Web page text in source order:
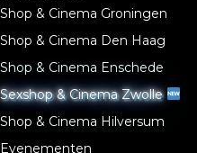
Shop & Cinema Groningen
Shop & Cinema Den Haag
Shop & Cinema Enschede
Sexshop & Cinema Zwolle
Shop & Cinema Hilversum
Evenementen